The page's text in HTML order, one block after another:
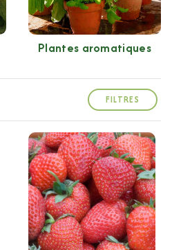
Plantes aromatiques
FILTRES